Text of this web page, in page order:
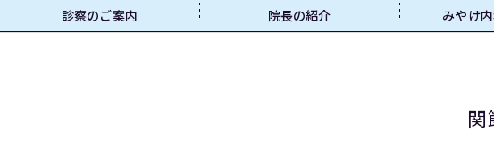
診察のご案内 院長の紹介 みやけ